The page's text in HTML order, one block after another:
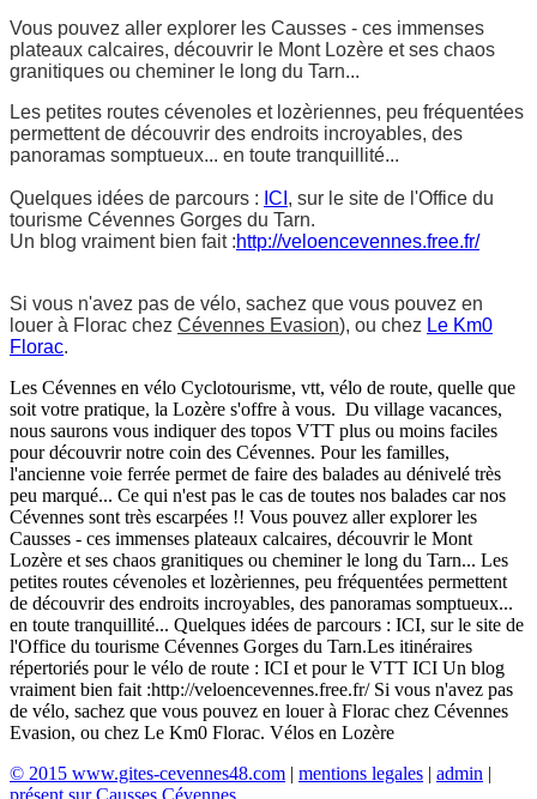
Vous pouvez aller explorer les Causses - ces immenses
plateaux calcaires, découvrir le Mont Lozère et ses chaos
granitiques ou cheminer le long du Tarn...
Les petites routes cévenoles et lozèriennes, peu fréquentées
permettent de découvrir des endroits incroyables, des
panoramas somptueux... en toute tranquillité...
Quelques idées de parcours : ICI , sur le site de l'Office du
tourisme Cévennes Gorges du Tarn.
Un blog vraiment bien fait :http://veloencevennes.free.fr/
Si vous n'avez pas de vélo, sachez que vous pouvez en
louer à Florac chez Cévennes Evasion), ou chez Le Km0
Florac.
Les Cévennes en vélo Cyclotourisme, vtt, vélo de route, quelle que
soit votre pratique, la Lozère s'offre à vous. Du village vacances,
nous saurons vous indiquer des topos VTT plus ou moins faciles
pour découvrir notre coin des Cévennes. Pour les familles,
l'ancienne voie ferrée permet de faire des balades au dénivelé très
peu marqué... Ce qui n'est pas le cas de toutes nos balades car nos
Cévennes sont très escarpées !! Vous pouvez aller explorer les
Causses - ces immenses plateaux calcaires, découvrir le Mont
Lozère et ses chaos granitiques ou cheminer le long du Tarn... Les
petites routes cévenoles et lozèriennes, peu fréquentées permettent
de découvrir des endroits incroyables, des panoramas somptueux...
en toute tranquillité... Quelques idées de parcours : ICI, sur le site de
l'Office du tourisme Cévennes Gorges du Tarn.Les itinéraires
répertoriés pour le vélo de route : ICI et pour le VTT ICI Un blog
vraiment bien fait :http://veloencevennes.free.fr/ Si vous n'avez pas
de vélo, sachez que vous pouvez en louer à Florac chez Cévennes
Evasion, ou chez Le Km0 Florac. Vélos en Lozère
© 2015 www.gites-cevennes48.com | mentions legales | admin |